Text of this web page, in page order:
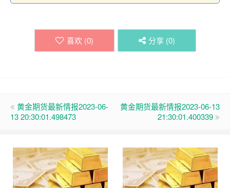
喜欢 (0) 分享 (0)
黄金期货最新情报2023-06-
13 20:30:01.498473
黄金期货最新情报2023-06-13
21:30:01.400339